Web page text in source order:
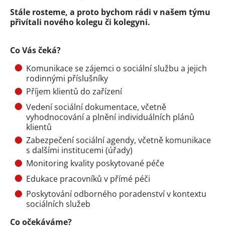
Stále rosteme, a proto bychom rádi v našem týmu
přivítali nového kolegu či kolegyni.
Co Vás čeká?
Komunikace se zájemci o sociální službu a jejich
rodinnými příslušníky
Příjem klientů do zařízení
Vedení sociální dokumentace, včetně
vyhodnocování a plnění individuálních plánů
klientů
Zabezpečení sociální agendy, včetně komunikace
s dalšími institucemi (úřady)
Monitoring kvality poskytované péče
Edukace pracovníků v přímé péči
Poskytování odborného poradenství v kontextu
sociálních služeb
Co očekáváme?